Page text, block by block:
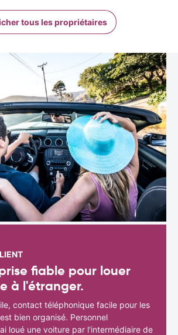
tous les propriétaires
fiable pour louer
à l'étranger.
contact téléphonique facile pour les
bien organisé. Personnel
loué une voiture par l'intermédiaire de